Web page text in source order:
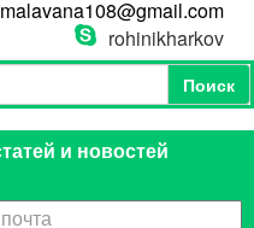
rohinikharkov
Поиск
Поиск
и новостей